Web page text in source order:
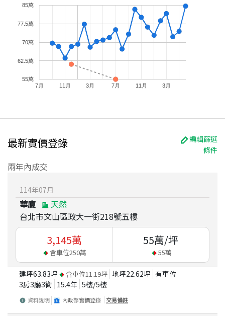
7月 11月 3月 7月 11月 3月
55萬
62.5萬
70萬
77.5萬
85萬
最新實價登錄
編輯篩選
條件
兩年內成交
114年07月
華廈
天然
台北市文山區政大一街218號五樓
3,145萬
含車位250萬
55萬/坪
55萬
建坪63.83坪 含車位11.19坪 地坪22.62坪 有車位
3房3廳3衛 15.4年 5樓/5樓
資料說明 內政部實價登錄 交易備註